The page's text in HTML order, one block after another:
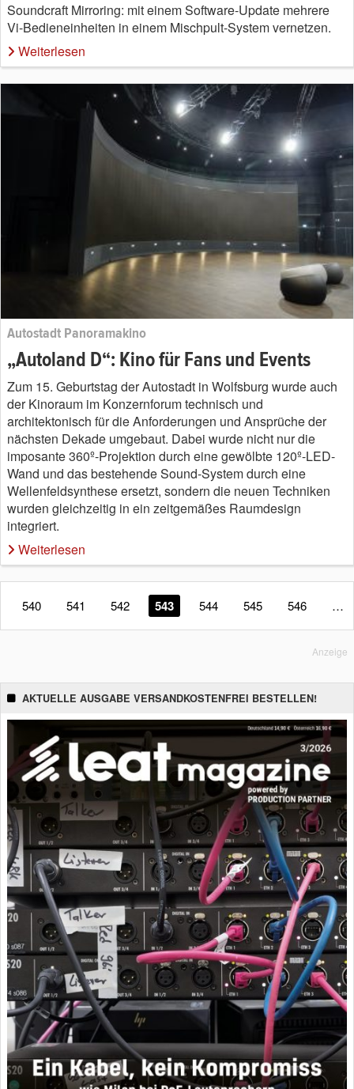
Soundcraft Mirroring: mit einem Software-Update mehrere
Vi-Bedieneinheiten in einem Mischpult-System vernetzen.
Weiterlesen
Autostadt Panoramakino
„Autoland D“: Kino für Fans und Events
Zum 15. Geburtstag der Autostadt in Wolfsburg wurde auch
der Kinoraum im Konzernforum technisch und
architektonisch für die Anforderungen und Ansprüche der
nächsten Dekade umgebaut. Dabei wurde nicht nur die
imposante 360º-Projektion durch eine gewölbte 120º-LED-
Wand und das bestehende Sound-System durch eine
Wellenfeldsynthese ersetzt, sondern die neuen Techniken
wurden gleichzeitig in ein zeitgemäßes Raumdesign
integriert.
Weiterlesen
540 541 542 543 544 545 546 …
Anzeige
AKTUELLE AUSGABE VERSANDKOSTENFREI BESTELLEN!